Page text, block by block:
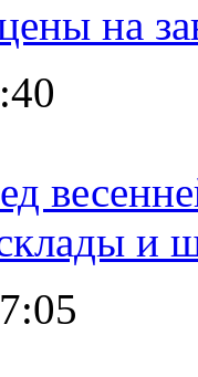
на
и